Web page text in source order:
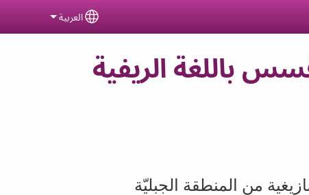
your language
العربية
باللغة الريفية
من المنطقة الجبليّة